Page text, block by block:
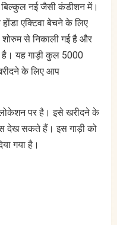
नई जैसी कंडीशन में।
एक्टिवा बेचने के लिए
से निकाली गई है और
है। यह गाड़ी कुल 5000
के लिए आप
पर है। इसे खरीदने के
देख सकते हैं। इस गाड़ी को
गया है।